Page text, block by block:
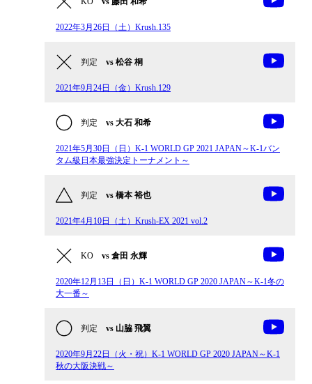
2022年3月26日（土）Krush.135
判定 vs 松谷 桐
2021年9月24日（金）Krush.129
判定 vs 大石 和希
2021年5月30日（日）K-1 WORLD GP 2021 JAPAN～K-1バン
タム級日本最強決定トーナメント～
判定 vs 橋本 裕也
2021年4月10日（土）Krush-EX 2021 vol.2
KO vs 倉田 永輝
2020年12月13日（日）K-1 WORLD GP 2020 JAPAN～K-1冬の
大一番～
判定 vs 山脇 飛翼
2020年9月22日（火・祝）K-1 WORLD GP 2020 JAPAN～K-1
秋の大阪決戦～